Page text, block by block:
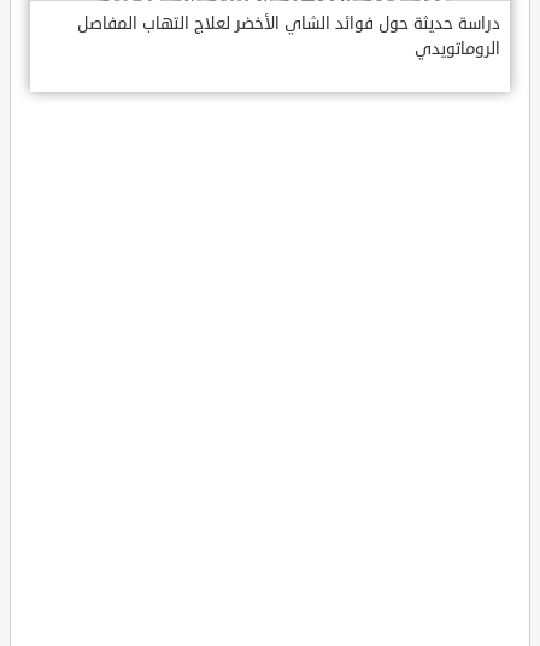
دراسة حديثة حول فوائد الشاي الأخضر لعلاج التهاب المفاصل
الروماتويدي